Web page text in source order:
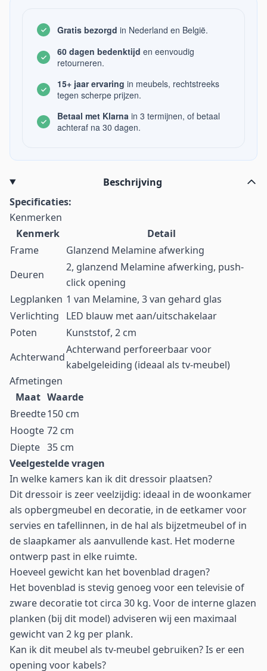
Gratis bezorgd in Nederland en België.
60 dagen bedenktijd en eenvoudig
retourneren.
15+ jaar ervaring in meubels, rechtstreeks
tegen scherpe prijzen.
Betaal met Klarna in 3 termijnen, of betaal
achteraf na 30 dagen.
Beschrijving
Specificaties:
Kenmerken
Kenmerk
Detail
Frame
Glanzend Melamine afwerking
Deuren
2, glanzend Melamine afwerking, push-
click opening
Legplanken 1 van Melamine, 3 van gehard glas
Verlichting
LED blauw met aan/uitschakelaar
Poten
Kunststof, 2 cm
Achterwand
Achterwand perforeerbaar voor
kabelgeleiding (ideaal als tv-meubel)
Afmetingen
Maat Waarde
Breedte150 cm
Hoogte 72 cm
Diepte 35 cm
Veelgestelde vragen
In welke kamers kan ik dit dressoir plaatsen?
Dit dressoir is zeer veelzijdig: ideaal in de woonkamer
als opbergmeubel en decoratie, in de eetkamer voor
servies en tafellinnen, in de hal als bijzetmeubel of in
de slaapkamer als aanvullende kast. Het moderne
ontwerp past in elke ruimte.
Hoeveel gewicht kan het bovenblad dragen?
Het bovenblad is stevig genoeg voor een televisie of
zware decoratie tot circa 30 kg. Voor de interne glazen
planken (bij dit model) adviseren wij een maximaal
gewicht van 2 kg per plank.
Kan ik dit meubel als tv-meubel gebruiken? Is er een
opening voor kabels?